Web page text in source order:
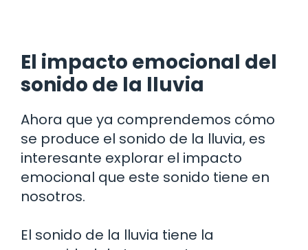
El impacto emocional del
sonido de la lluvia
Ahora que ya comprendemos cómo
se produce el sonido de la lluvia, es
interesante explorar el impacto
emocional que este sonido tiene en
nosotros.
El sonido de la lluvia tiene la